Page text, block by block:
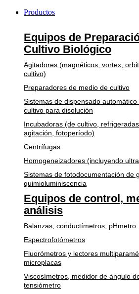
Productos
Equipos de
Cultivo Biológico
Agitadores (magnéticos, vortex,
cultivo)
Preparadores de medio de cultivo
Sistemas de dispensado
cultivo para disolución
Incubadoras (de cultivo,
agitación, fotoperíodo)
Centrífugas
Homogeneizadores (incluyendo
Sistemas de fotodocumentación de
quimioluminiscencia
Equipos de control,
análisis
Balanzas, conductímetros, pHmetro
Espectrofotómetros
Fluorómetros y lectores
microplacas
Viscosímetros, medidor de ángulo
tensiómetro